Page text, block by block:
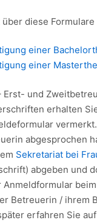
diese Formulare
einer
einer
Erst- und
erhalten
abgesprochen
Sekretariat bei
abgeben und
Betreuerin / ihrem
erfahren Sie